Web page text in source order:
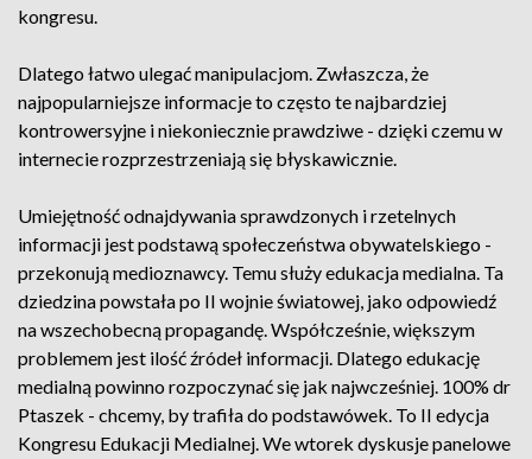
kongresu.
Dlatego łatwo ulegać manipulacjom. Zwłaszcza, że
najpopularniejsze informacje to często te najbardziej
kontrowersyjne i niekoniecznie prawdziwe - dzięki czemu w
internecie rozprzestrzeniają się błyskawicznie.
Umiejętność odnajdywania sprawdzonych i rzetelnych
informacji jest podstawą społeczeństwa obywatelskiego -
przekonują medioznawcy. Temu służy edukacja medialna. Ta
dziedzina powstała po II wojnie światowej, jako odpowiedź
na wszechobecną propagandę. Współcześnie, większym
problemem jest ilość źródeł informacji. Dlatego edukację
medialną powinno rozpoczynać się jak najwcześniej. 100% dr
Ptaszek - chcemy, by trafiła do podstawówek. To II edycja
Kongresu Edukacji Medialnej. We wtorek dyskusje panelowe